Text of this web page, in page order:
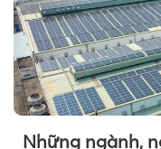
Những ngành,